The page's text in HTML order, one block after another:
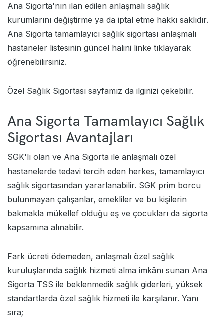
Ana Sigorta'nın ilan edilen anlaşmalı sağlık
kurumlarını değiştirme ya da iptal etme hakkı saklıdır.
Ana Sigorta tamamlayıcı sağlık sigortası anlaşmalı
hastaneler listesinin güncel halini linke tıklayarak
öğrenebilirsiniz.
Özel Sağlık Sigortası sayfamız da ilginizi çekebilir.
Ana Sigorta Tamamlayıcı Sağlık
Sigortası Avantajları
SGK'lı olan ve Ana Sigorta ile anlaşmalı özel
hastanelerde tedavi tercih eden herkes, tamamlayıcı
sağlık sigortasından yararlanabilir. SGK prim borcu
bulunmayan çalışanlar, emekliler ve bu kişilerin
bakmakla mükellef olduğu eş ve çocukları da sigorta
kapsamına alınabilir.
Fark ücreti ödemeden, anlaşmalı özel sağlık
kuruluşlarında sağlık hizmeti alma imkânı sunan Ana
Sigorta TSS ile beklenmedik sağlık giderleri, yüksek
standartlarda özel sağlık hizmeti ile karşılanır. Yanı
sıra;